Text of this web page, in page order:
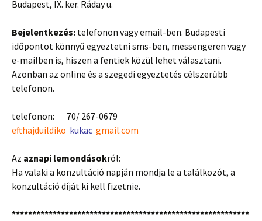
Budapest, IX. ker. Ráday u.
Bejelentkezés: telefonon vagy email-ben. Budapesti
időpontot könnyű egyeztetni sms-ben, messengeren vagy
e-mailben is, hiszen a fentiek közül lehet választani.
Azonban az online és a szegedi egyeztetés célszerűbb
telefonon.
telefonon: 70/ 267-0679
efthajduildiko kukac gmail.com
Az aznapi lemondásokról:
Ha valaki a konzultáció napján mondja le a találkozót, a
konzultáció díját ki kell fizetnie.
**********************************************************